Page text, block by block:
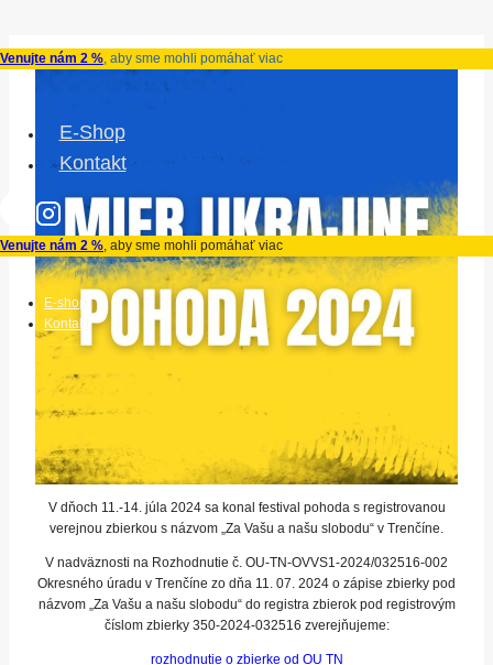
to
Venujte nám 2 %, aby sme mohli pomáhať viac
E-Shop
Kontakt
Venujte nám 2 %, aby sme mohli pomáhať viac
E-shop
Kontakt
V dňoch 11.-14. júla 2024 sa konal festival pohoda s registrovanou
verejnou zbierkou s názvom „Za Vašu a našu slobodu“ v Trenčíne.
V nadväznosti na Rozhodnutie č. OU-TN-OVVS1-2024/032516-002
Okresného úradu v Trenčíne zo dňa 11. 07. 2024 o zápise zbierky pod
názvom „Za Vašu a našu slobodu“ do registra zbierok pod registrovým
číslom zbierky 350-2024-032516 zverejňujeme:
rozhodnutie o zbierke od OU TN